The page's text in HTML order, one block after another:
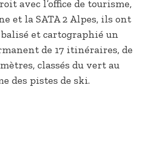
avec l’office de tourisme,
et la SATA 2 Alpes, ils ont
et cartographié un
de 17 itinéraires, de
classés du vert au
des pistes de ski.